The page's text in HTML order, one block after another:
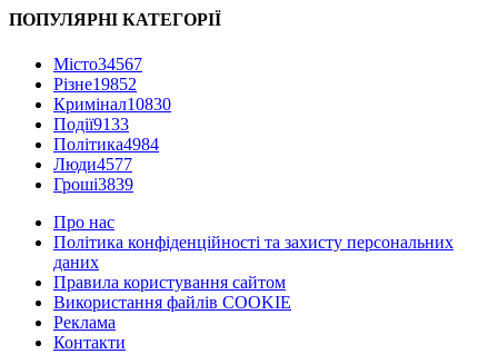
ПОПУЛЯРНІ КАТЕГОРІЇ
Місто34567
Різне19852
Кримінал10830
Події9133
Політика4984
Люди4577
Гроші3839
Про нас
Політика конфіденційності та захисту персональних
даних
Правила користування сайтом
Використання файлів COOKIE
Реклама
Контакти